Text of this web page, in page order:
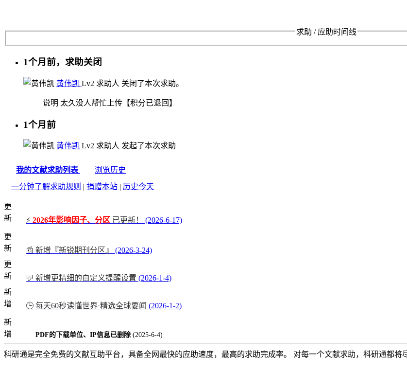
求助 / 应助时间线
1个月前，求助关闭
黄伟凯 Lv2 求助人 关闭了本次求助。
说明 太久没人帮忙上传【积分已退回】
1个月前
黄伟凯 Lv2 求助人 发起了本次求助
我的文献求助列表
浏览历史
一分钟了解求助规则
捐赠本站 历史今天
更
新
⚡ 2026年影响因子、分区 已更新！
(2026-6-17)
更
新
📰 新增『新锐期刊分区』
(2026-3-24)
更
新
💬 新增更精细的自定义提醒设置 (2026-1-4)
新
增
🕒 每天60秒读懂世界·精选全球要闻 (2026-1-2)
新
增
PDF的下载单位、IP信息已删除 (2025-6-4)
科研通是完全免费的文献互助平台，具备全网最快的应助速度，最高的求助完成率。 对每一个文献求助，科研通都将